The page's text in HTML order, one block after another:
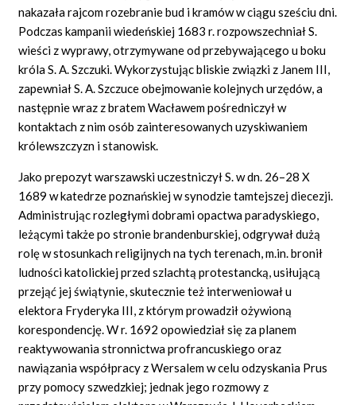
nakazała rajcom rozebranie bud i kramów w ciągu sześciu dni.
Podczas kampanii wiedeńskiej 1683 r. rozpowszechniał S.
wieści z wyprawy, otrzymywane od przebywającego u boku
króla S. A. Szczuki. Wykorzystując bliskie związki z Janem III,
zapewniał S. A. Szczuce obejmowanie kolejnych urzędów, a
następnie wraz z bratem Wacławem pośredniczył w
kontaktach z nim osób zainteresowanych uzyskiwaniem
królewszczyzn i stanowisk.
Jako prepozyt warszawski uczestniczył S. w dn. 26–28 X
1689 w katedrze poznańskiej w synodzie tamtejszej diecezji.
Administrując rozległymi dobrami opactwa paradyskiego,
leżącymi także po stronie brandenburskiej, odgrywał dużą
rolę w stosunkach religijnych na tych terenach, m.in. bronił
ludności katolickiej przed szlachtą protestancką, usiłującą
przejąć jej świątynie, skutecznie też interweniował u
elektora Fryderyka III, z którym prowadził ożywioną
korespondencję. W r. 1692 opowiedział się za planem
reaktywowania stronnictwa profrancuskiego oraz
nawiązania współpracy z Wersalem w celu odzyskania Prus
przy pomocy szwedzkiej; jednak jego rozmowy z